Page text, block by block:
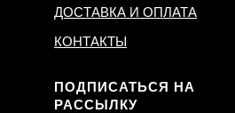
ДОСТАВКА И ОПЛАТА
КОНТАКТЫ
ПОДПИСАТЬСЯ НА
РАССЫЛКУ